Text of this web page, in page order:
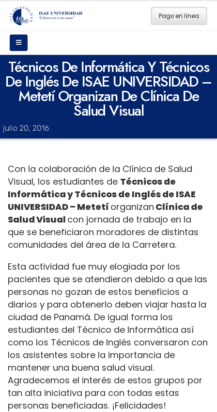
Pago en línea
Técnicos De Informática Y Técnicos
De Inglés De ISAE UNIVERSIDAD –
Metetí Organizan De Clínica De
Salud Visual
julio 20, 2016
Con la colaboración de la Clínica de Salud
Visual, los estudiantes de Técnicos de
Informática y Técnicos de Inglés de ISAE
UNIVERSIDAD – Metetí organizan Clínica de
Salud Visual con jornada de trabajo en la
que se beneficiaron moradores de distintas
comunidades del área de la Carretera.
Esta actividad fue muy elogiada por los
pacientes que se atendieron debido a que las
personas no gozan de estos beneficios a
diarios y para obtenerlo deben viajar hasta la
ciudad de Panamá. De igual forma los
estudiantes del Técnico de Informática así
como los Técnicos de Inglés conversaron con
los asistentes sobre la importancia de
mantener una buena salud visual.
Agradecemos el interés de estos grupos por
tan alta iniciativa para con todas estas
personas beneficiadas. ¡Felicidades!